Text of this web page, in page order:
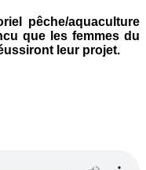
pêche/aquaculture
que les femmes du
leur projet.